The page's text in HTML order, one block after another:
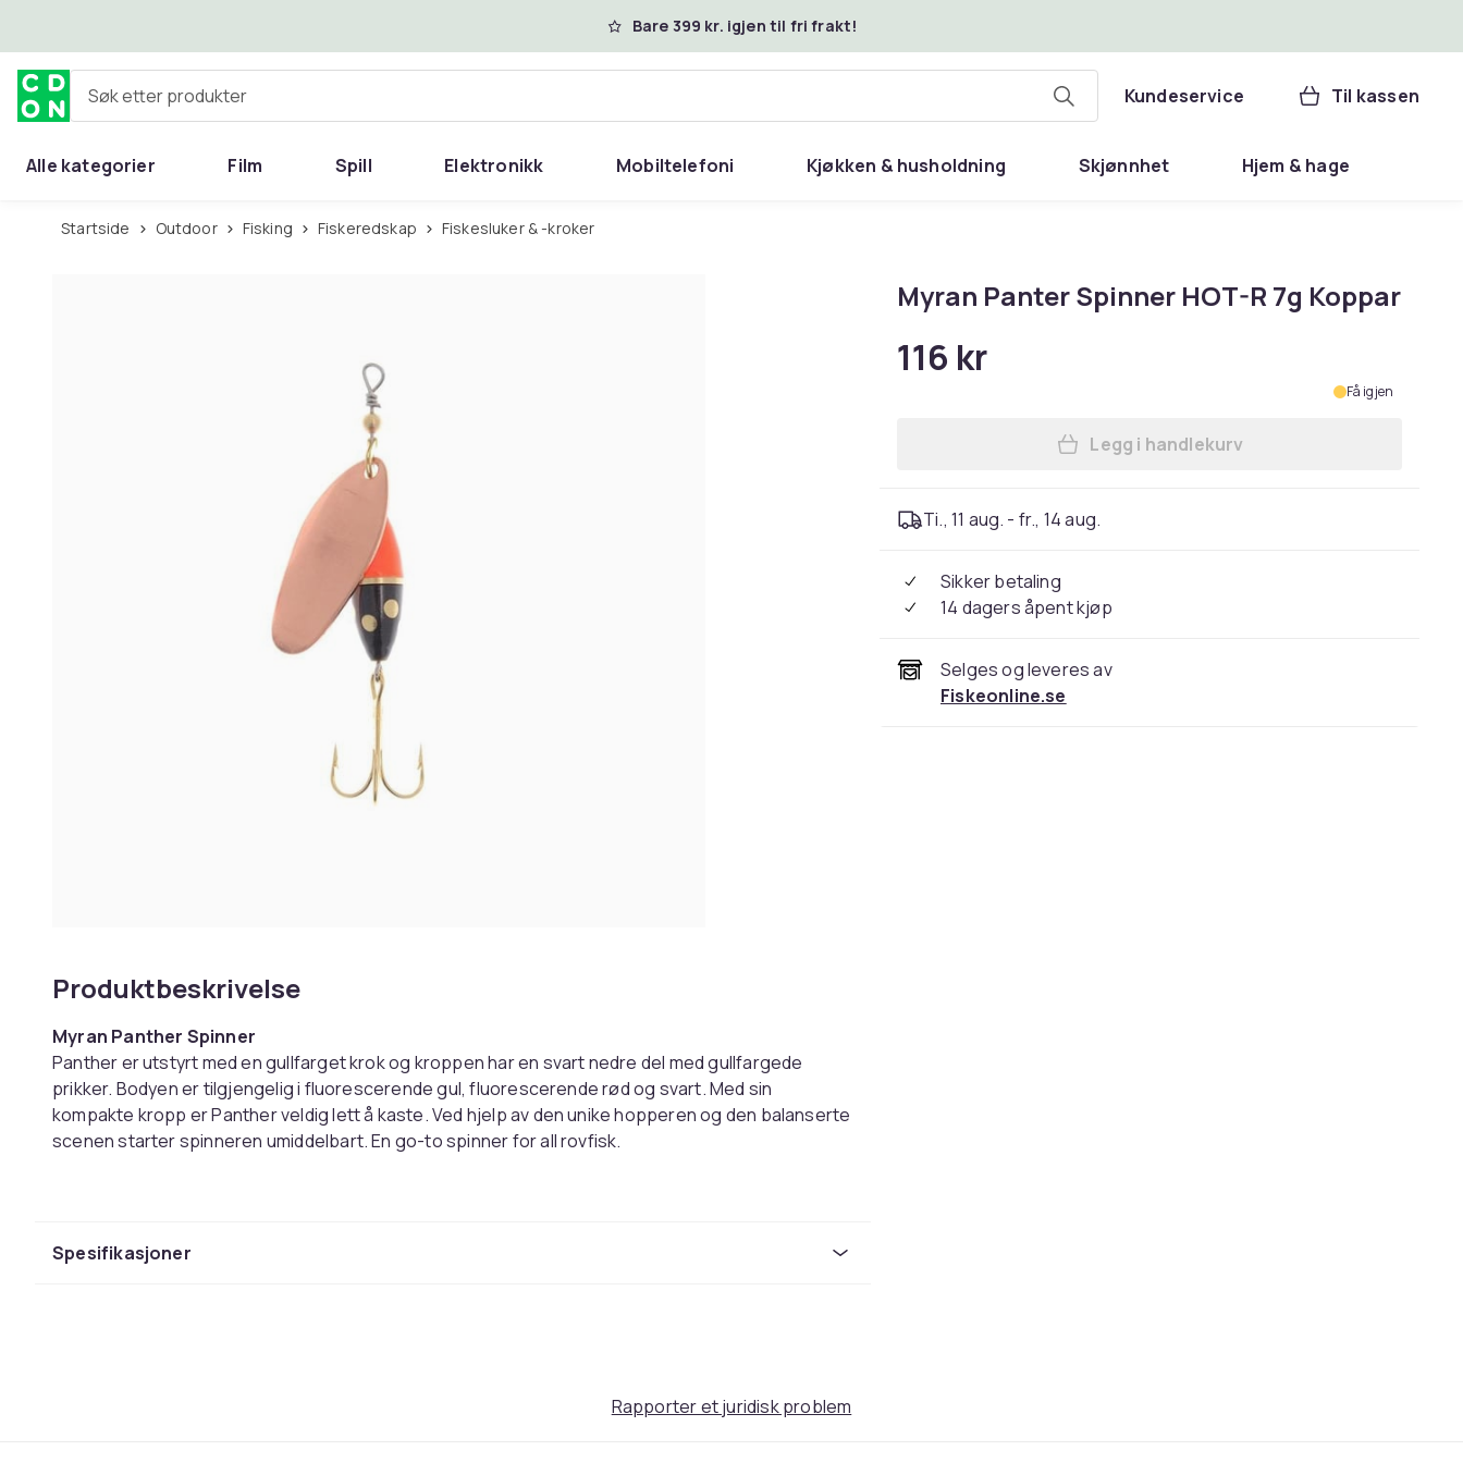
Bare 399 kr. igjen til fri frakt!
Søk etter produkter Kundeservice Til kassen
Alle kategorier Film Spill Elektronikk Mobiltelefoni Kjøkken & husholdning Skjønnhet Hjem & hage
Startside Outdoor Fisking Fiskeredskap Fiskesluker & -kroker
Produktbeskrivelse
Myran Panther Spinner
Panther er utstyrt med en gullfarget krok og kroppen har en svart nedre del med gullfargede
prikker. Bodyen er tilgjengelig i fluorescerende gul, fluorescerende rød og svart. Med sin
kompakte kropp er Panther veldig lett å kaste. Ved hjelp av den unike hopperen og den balanserte
scenen starter spinneren umiddelbart. En go-to spinner for all rovfisk.
Effektiv ved fiske etter: Made , Abbor, Harr, Ö ;ring & Laks.
Spesifikasjoner
Myran Panter Spinner HOT-R 7g Koppar
116 kr
Få igjen
Legg Myran Panter Spinner HOT-R
Legg i handlekurv
Ti., 11 aug. - fr., 14 aug.
Sikker betaling
14 dagers åpent kjøp
Selges og leveres av
Fiskeonline.se
Rapporter et juridisk problem